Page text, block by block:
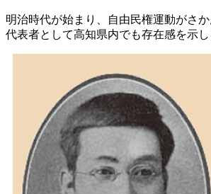
明治時代が始まり、自由民権運動がさ
代表者として高知県内でも存在感を示し